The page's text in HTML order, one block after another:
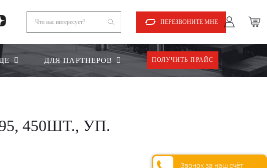
ПЕРЕЗВОНИТЕ МНЕ
ДЛЯ ПАРТНЕРОВ ПОЛУЧИТЬ ПРАЙС
450ШТ., УП.
Звонок за наш счёт